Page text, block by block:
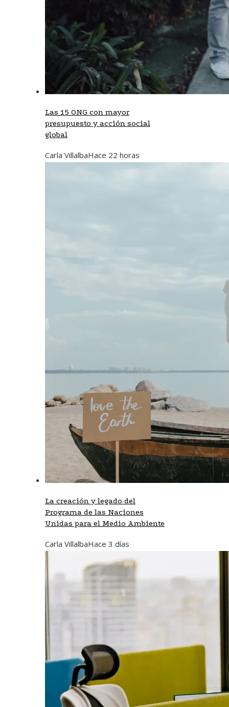
Las 15 ONG con mayor
presupuesto y acción social
global
Carla VillalbaHace 22 horas
La creación y legado del
Programa de las Naciones
Unidas para el Medio Ambiente
Carla VillalbaHace 3 días